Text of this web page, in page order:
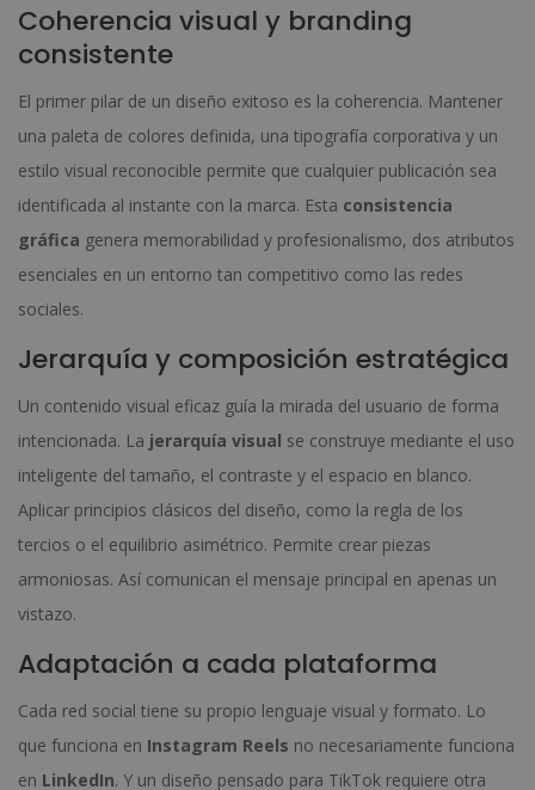
Coherencia visual y branding
consistente
El primer pilar de un diseño exitoso es la coherencia. Mantener
una paleta de colores definida, una tipografía corporativa y un
estilo visual reconocible permite que cualquier publicación sea
identificada al instante con la marca. Esta consistencia
gráfica genera memorabilidad y profesionalismo, dos atributos
esenciales en un entorno tan competitivo como las redes
sociales.
Jerarquía y composición estratégica
Un contenido visual eficaz guía la mirada del usuario de forma
intencionada. La jerarquía visual se construye mediante el uso
inteligente del tamaño, el contraste y el espacio en blanco.
Aplicar principios clásicos del diseño, como la regla de los
tercios o el equilibrio asimétrico. Permite crear piezas
armoniosas. Así comunican el mensaje principal en apenas un
vistazo.
Adaptación a cada plataforma
Cada red social tiene su propio lenguaje visual y formato. Lo
que funciona en Instagram Reels no necesariamente funciona
en LinkedIn. Y un diseño pensado para TikTok requiere otra